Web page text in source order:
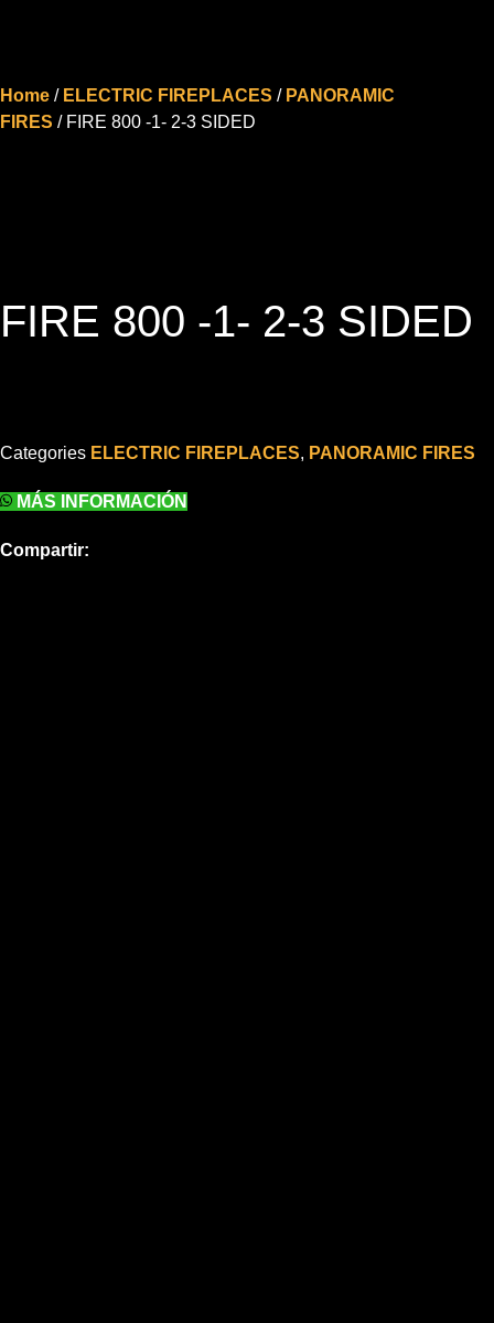
Home / ELECTRIC FIREPLACES / PANORAMIC
FIRES / FIRE 800 -1- 2-3 SIDED
FIRE 800 -1- 2-3 SIDED
Categories ELECTRIC FIREPLACES, PANORAMIC FIRES
MÁS INFORMACIÓN
Compartir: